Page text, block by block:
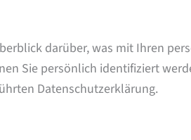
darüber, was mit Ihren
Sie persönlich identifiziert
Datenschutzerklärung.